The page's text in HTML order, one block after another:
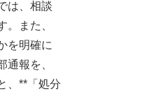
は、相談
また、
を明確に
報を、
、**「処分